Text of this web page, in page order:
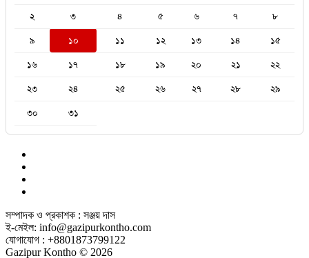
২
৩ ৪ ৫ ৬ ৭
৮
৯
১০ ১১ ১২ ১৩ ১৪
১৫
১৬
১৭ ১৮ ১৯ ২০ ২১
২২
২৩
২৪ ২৫ ২৬ ২৭ ২৮
২৯
৩০
৩১
সম্পাদক ও প্রকাশক : সঞ্জয় দাস
ই-মেইল: info@gazipurkontho.com
যোগাযোগ : +8801873799122
Gazipur Kontho © 2026